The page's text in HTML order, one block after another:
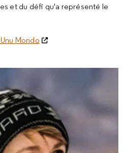
et du défi qu'a représenté le
Mondo